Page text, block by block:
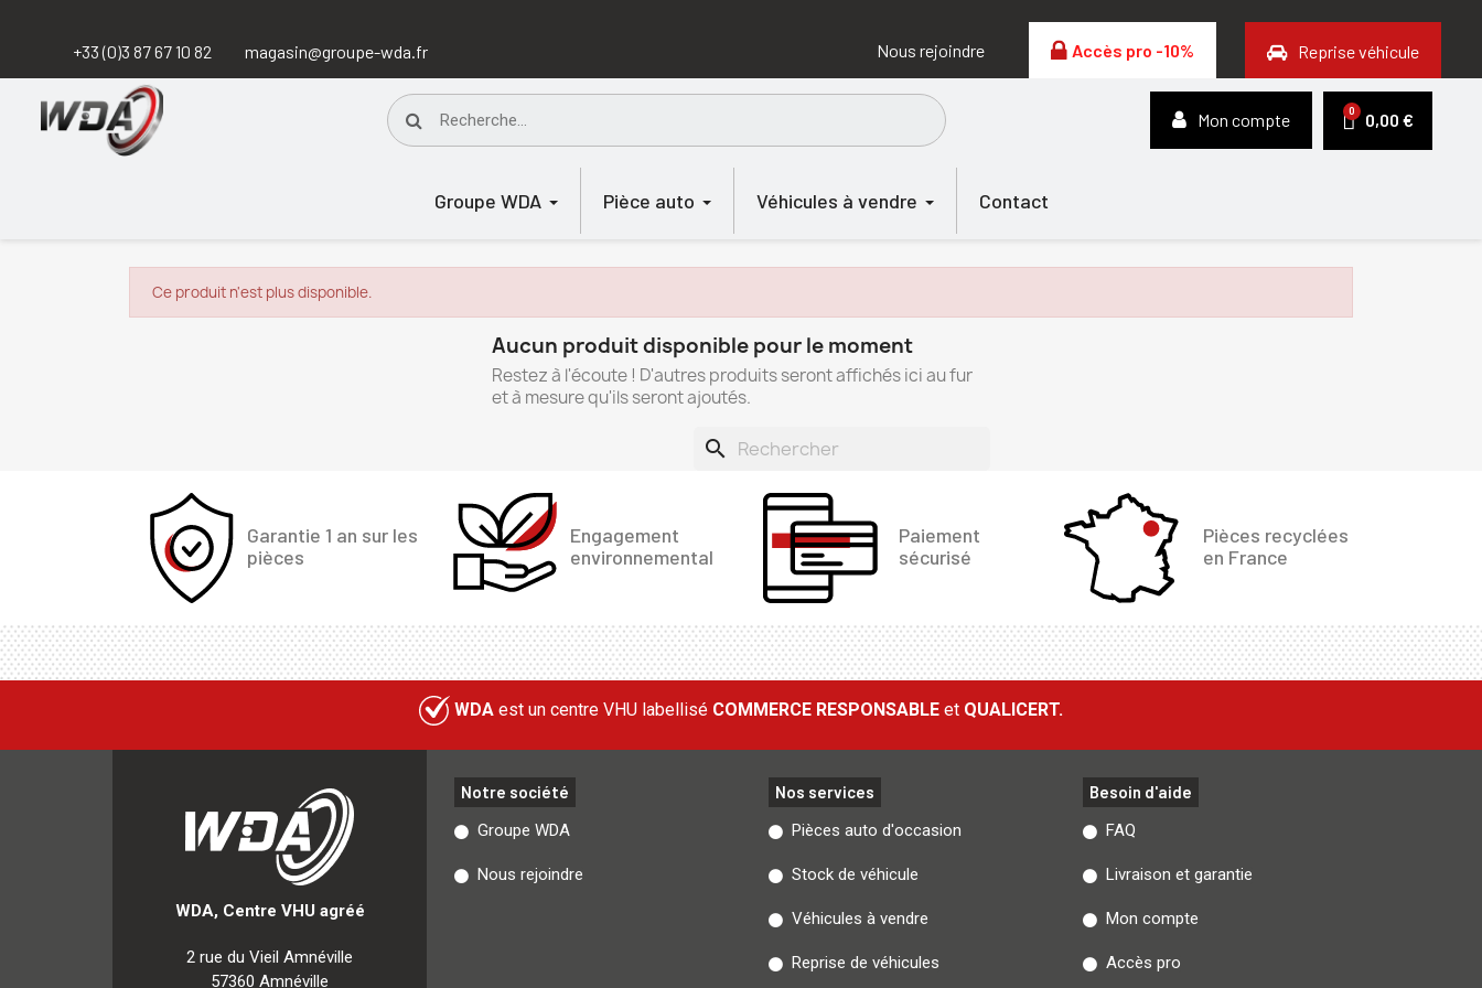
+33 (0)3 87 67 10 82 magasin@groupe-wda.fr Nous rejoindre Accès pro -10% Reprise véhicule
Mon compte 0,00 €
Groupe WDA Pièce auto Véhicules à vendre Contact
Ce produit n'est plus disponible.
Aucun produit disponible pour le moment
Restez à l'écoute ! D'autres produits seront affichés ici au fur
et à mesure qu'ils seront ajoutés.
search
Garantie 1 an sur les
pièces
Engagement
environnemental
Paiement
sécurisé
Pièces recyclées
en France
WDA est un centre VHU labellisé COMMERCE RESPONSABLE et QUALICERT.
WDA, Centre VHU agréé
2 rue du Vieil Amnéville
57360 Amnéville
Notre société
Groupe WDA
Nous rejoindre
Nos services
Pièces auto d'occasion
Stock de véhicule
Véhicules à vendre
Reprise de véhicules
Besoin d'aide
FAQ
Livraison et garantie
Mon compte
Accès pro